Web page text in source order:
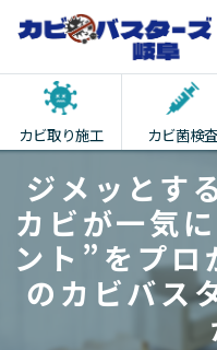
カビ取り施工 カビ菌検査
ジメッとす
カビが一気
ント”をプロ
のカビバス